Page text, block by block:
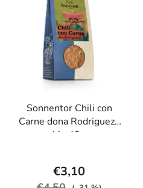
Sonnentor Chili con
Carne dona Rodrigueze
bio 40g
€3,10